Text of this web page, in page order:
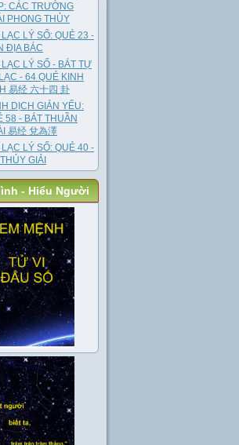
CÁC TRƯỜNG
PHONG THỦY
LẠC LÝ SỐ: QUẺ 23 -
ĐỊA BÁC
LẠC LÝ SỐ - BÁT TỰ
- 64 QUẺ KINH
易经 六十四 卦
DỊCH GIẢN YẾU:
58 - BÁT THUẦN
易经 兌為澤
LẠC LÝ SỐ: QUẺ 40 -
GIẢI
- Hiểu Người